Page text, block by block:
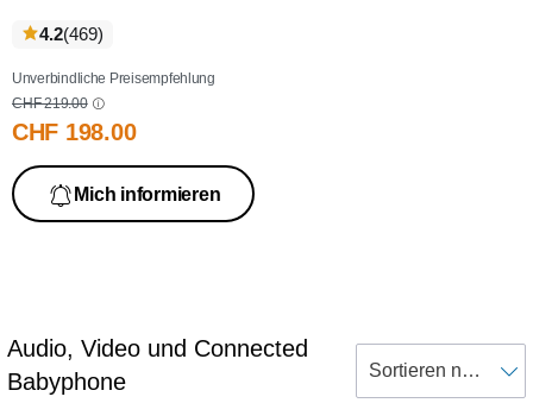
4.2(469bewertungen
)
Unverbindliche Preisempfehlung
CHF 219.00
CHF 198.00
Mich informieren
Audio, Video und Connected
Babyphone